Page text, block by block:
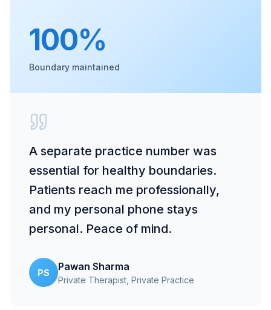
100%
Boundary maintained
A separate practice number was
essential for healthy boundaries.
Patients reach me professionally,
and my personal phone stays
personal. Peace of mind.
PS
Pawan Sharma
Private Therapist , Private Practice